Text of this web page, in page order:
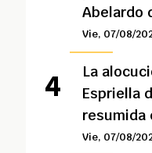
Abelardo
Vie, 07/08/
La
Espriella
resumida
Vie, 07/08/